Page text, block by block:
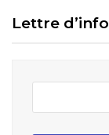
Lettre